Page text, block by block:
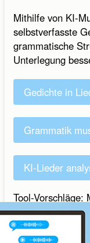
Mithilfe von KI-
selbstverfasste
grammatische
Unterlegung
Gedichte in
Grammatik
KI-Lieder
Tool-Vorschläge:
Schreiben